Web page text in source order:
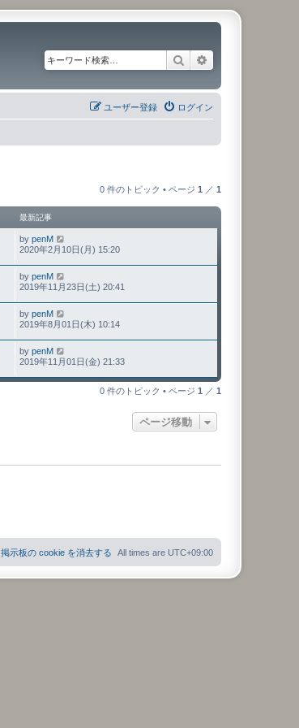
検索
ログイン
ユーザー登録
0 件のトピック • ページ 1 ／ 1
最新記事
by penM
2020年2月10日(月) 15:20
by penM
2019年11月23日(土) 20:41
by penM
2019年8月01日(木) 10:14
by penM
2019年11月01日(金) 21:33
0 件のトピック • ページ 1 ／ 1
ページ移動
All times are UTC+09:00
掲示板の cookie を消去する